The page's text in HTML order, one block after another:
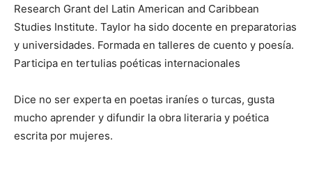
Research Grant del Latin American and Caribbean
Studies Institute. Taylor ha sido docente en preparatorias
y universidades. Formada en talleres de cuento y poesía.
Participa en tertulias poéticas internacionales
Dice no ser experta en poetas iraníes o turcas, gusta
mucho aprender y difundir la obra literaria y poética
escrita por mujeres.